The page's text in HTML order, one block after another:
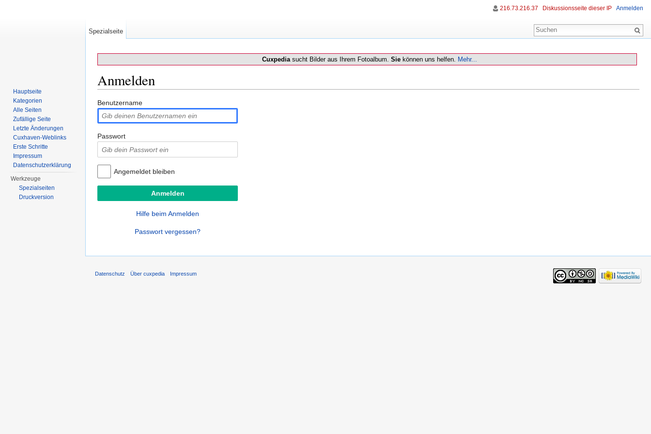
Cuxpediasucht Bilder aus Ihrem Fotoalbum. Sie können uns helfen. Mehr...
Anmelden
Benutzername
Passwort
Angemeldet bleiben
Hilfe beim Anmelden
Passwort vergessen?
216.73.216.37 Diskussionsseite dieser IP Anmelden
Spezialseite
Hauptseite
Kategorien
Alle Seiten
Zufällige Seite
Letzte Änderungen
Cuxhaven-Weblinks
Erste Schritte
Impressum
Datenschutzerklärung
Werkzeuge
Spezialseiten
Druckversion
Datenschutz Über cuxpedia Impressum